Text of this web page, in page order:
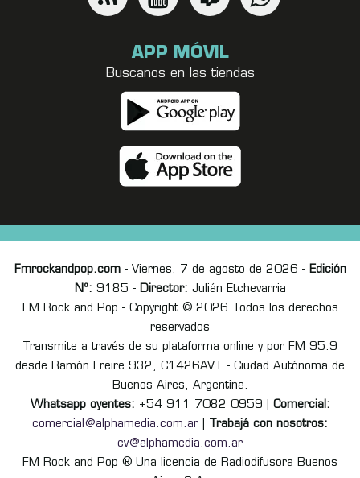
APP MÓVIL
Buscanos en las tiendas
Fmrockandpop.com- Viernes, 7 de agosto de 2026 - Edición
Nº: 9185 - Director: Julián Etchevarria
FM Rock and Pop - Copyright © 2026 Todos los derechos
reservados
Transmite a través de su plataforma online y por FM 95.9
desde Ramón Freire 932, C1426AVT - Ciudad Autónoma de
Buenos Aires, Argentina.
Whatsapp oyentes: +54 911 7082 0959 | Comercial:
comercial@alphamedia.com.ar
Trabajá con nosotros:
cv@alphamedia.com.ar
FM Rock and Pop ® Una licencia de Radiodifusora Buenos